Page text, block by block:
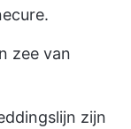
zee van
zijn